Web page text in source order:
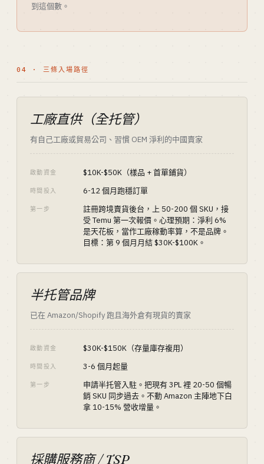
到這個數。
04 · 三條入場路徑
工廠直供（全托管）
有自己工廠或貿易公司、習慣 OEM 淨利的中國賣家
啟動資金 $10K-$50K（樣品 + 首單鋪貨）
時間投入 6-12 個月跑穩訂單
第一步
註冊跨境賣貨後台，上 50-200 個 SKU，接
受 Temu 第一次報價。心理預期：淨利 6%
是天花板，當作工廠稼動率算，不是品牌。
目標：第 9 個月月結 $30K-$100K。
半托管品牌
已在 Amazon/Shopify 跑且海外倉有現貨的賣家
啟動資金 $30K-$150K（存量庫存複用）
時間投入 3-6 個月起量
第一步
申請半托管入駐。把現有 3PL 裡 20-50 個暢
銷 SKU 同步過去。不動 Amazon 主陣地下白
拿 10-15% 營收增量。
採購服務商 / TSP